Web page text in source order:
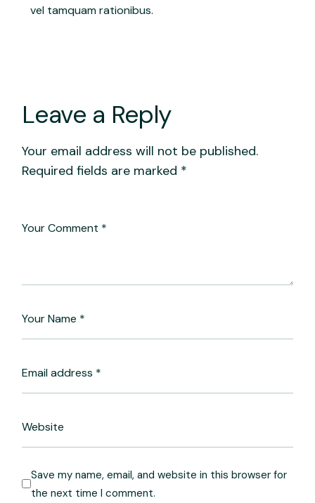
vel tamquam rationibus.
Leave a Reply
Your email address will not be published.
Required fields are marked *
Save my name, email, and website in this browser for
the next time I comment.